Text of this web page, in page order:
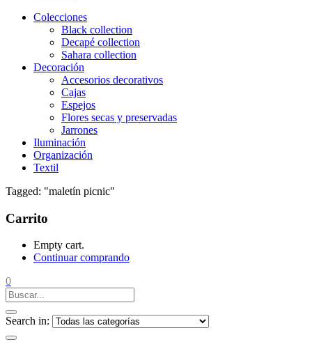
Colecciones
Black collection
Decapé collection
Sahara collection
Decoración
Accesorios decorativos
Cajas
Espejos
Flores secas y preservadas
Jarrones
Iluminación
Organización
Textil
Tagged: "maletín picnic"
Carrito
Empty cart.
Continuar comprando
0
Search in: